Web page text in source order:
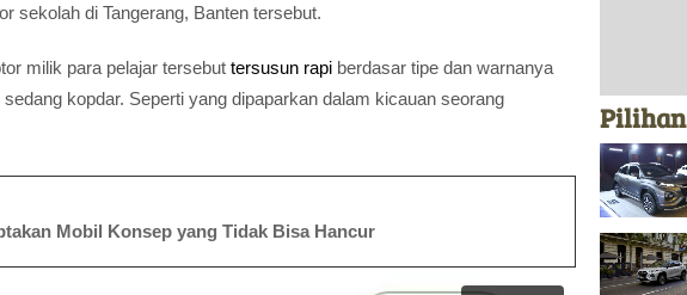
sekolah di Tangerang, Banten tersebut.
milik para pelajar tersebut tersusun rapi berdasar tipe dan warnanya
kopdar. Seperti yang dipaparkan dalam kicauan seorang
Mobil Konsep yang Tidak Bisa Hancur
Pilihan